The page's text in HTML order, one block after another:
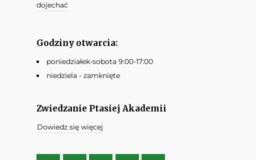
dojechać
Godziny otwarcia:
poniedziałek-sobota 9:00-17:00
niedziela - zamknięte
Zwiedzanie Ptasiej Akademii
Dowiedz się więcej